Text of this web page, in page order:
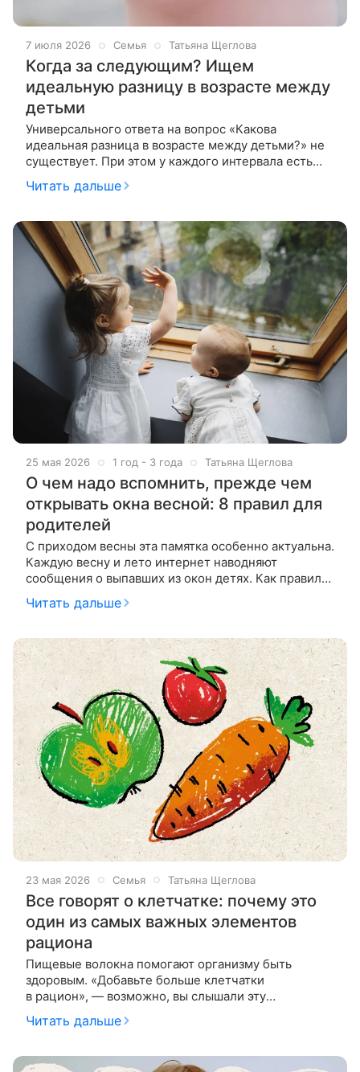
7 июля 2026 Семья Татьяна Щеглова
Когда за следующим? Ищем
идеальную разницу в возрасте между
детьми
Универсального ответа на вопрос «Какова
идеальная разница в возрасте между детьми?» не
существует. При этом у каждого интервала есть
свои преимущества и недостатки, которые стоит
заранее взвесить. Ну или хотя
Читать дальше
25 мая 2026 1 год - 3 года Татьяна Щеглова
О чем надо вспомнить, прежде чем
открывать окна весной: 8 правил для
родителей
С приходом весны эта памятка особенно актуальна.
Каждую весну и лето интернет наводняют
сообщения о выпавших из окон детях. Как правило,
речь идет о детях до 4–6 лет, инциденты
происходят, когда малыши остаются
Читать дальше
23 мая 2026 Семья Татьяна Щеглова
Все говорят о клетчатке: почему это
один из самых важных элементов
рациона
Пищевые волокна помогают организму быть
здоровым. «Добавьте больше клетчатки
в рацион», — возможно, вы слышали эту
к которому обратились из-за проблемы
Читать дальше